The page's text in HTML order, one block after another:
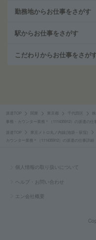
勤務地からお仕事をさがす
駅からお仕事をさがす
こだわりからお仕事をさが
派遣TOP 東京都 千代田区
事務・カウンター業務＊（111435912）の派遣の仕
派遣TOP 東京メトロ丸ノ内線(池袋－荻窪)
カウンター業務＊（111435912）の派遣の仕事詳細
個人情報の取り扱いについて
ヘルプ・お問い合わせ
エン会社概要